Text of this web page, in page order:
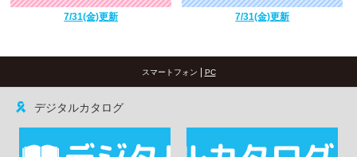
7/31(金)更新 7/31(金)更新
スマートフォン | PC
デジタルカタログ